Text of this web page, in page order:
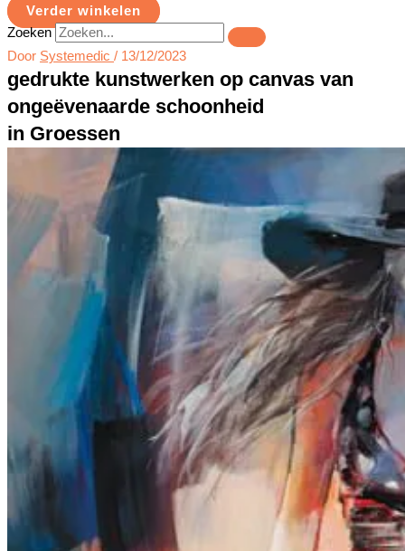
Verder winkelen
Zoeken
Door Systemedic / 13/12/2023
gedrukte kunstwerken op canvas van
ongeëvenaarde schoonheid
in Groessen